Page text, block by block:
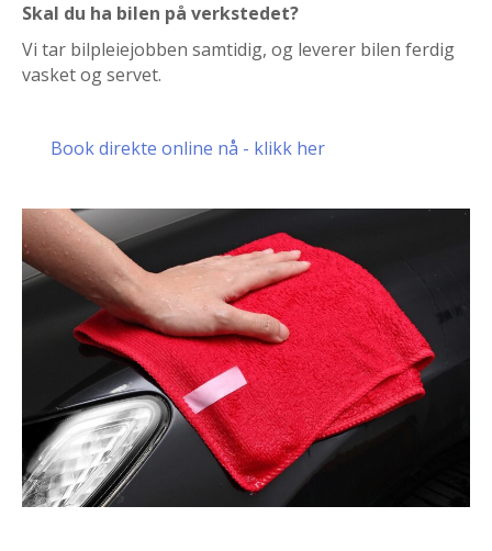
Skal du ha bilen på verkstedet?
Vi tar bilpleiejobben samtidig, og leverer bilen ferdig
vasket og servet.
Book direkte online nå - klikk her